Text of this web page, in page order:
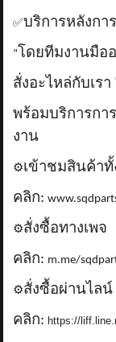
✅บริการหลังกา
“ โดยทีมงานมื
สั่งอะไหล่กับเร
พร้อมบริการกา
งาน
⚙️เข้าชมสินค้า
คลิก:
⚙️สั่งซื้อทางเพจ
คลิก: m.me/
⚙️สั่งซื้อผ่านไลน์
คลิก: https://